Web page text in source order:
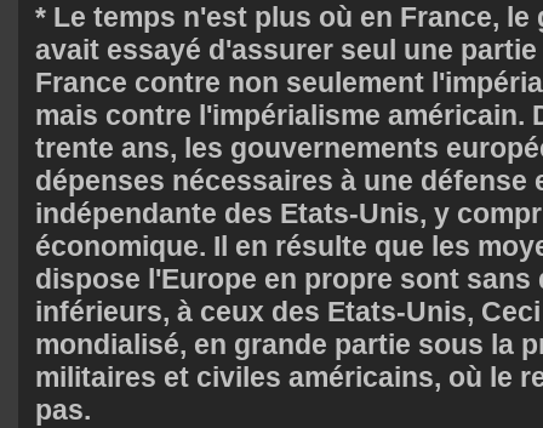
* Le temps n'est plus où en France, le
avait essayé d'assurer seul une
France contre non seulement
mais contre l'impérialisme américain.
trente ans, les gouvernements
dépenses nécessaires à une défense
indépendante des Etats-Unis, y
économique. Il en résulte que les
dispose l'Europe en propre sont sans
inférieurs, à ceux des Etats-Unis,
mondialisé, en grande partie sous la
militaires et civiles américains, où le
pas.